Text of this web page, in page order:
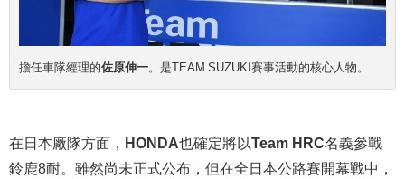
擔任車隊經理的佐原伸一。是TEAM SUZUKI賽事活動的核心人物。
在日本廠隊方面， HONDA也確定將以Team HRC名義參戰
鈴鹿8耐。雖然尚未正式公布，但在全日本公路賽開幕戰中，